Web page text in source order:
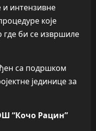
и интензивне
које
где би се извршиле
са подршком
јединице за
“Кочо Рацин”